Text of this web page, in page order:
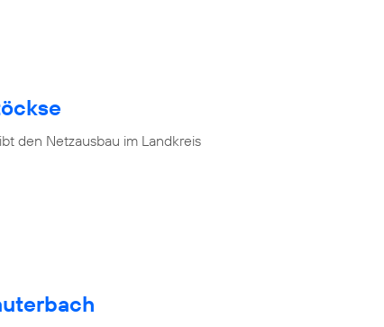
den Netzausbau im Landkreis